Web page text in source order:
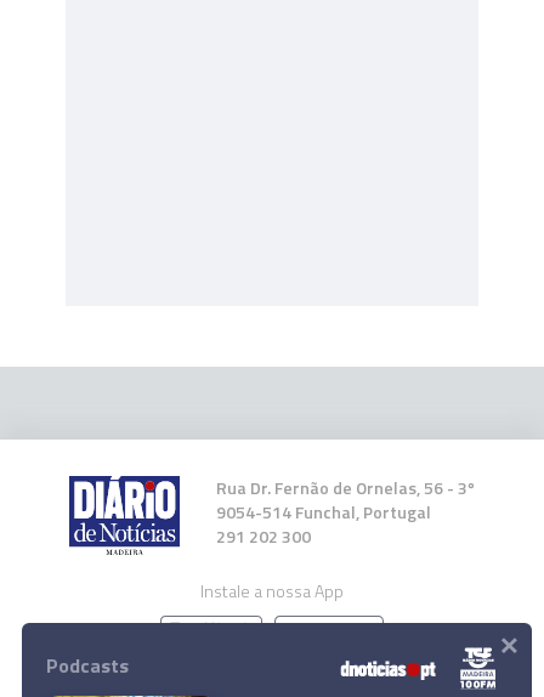
Rua Dr. Fernão de Ornelas, 56 - 3º
9054-514 Funchal, Portugal
291 202 300
Instale a nossa App
Podcasts ×